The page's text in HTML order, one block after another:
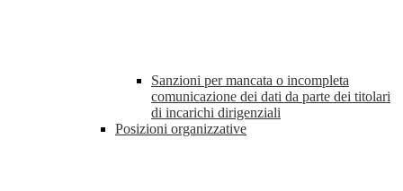
Sanzioni per mancata o incompleta
comunicazione dei dati da parte dei titolari
di incarichi dirigenziali
Posizioni organizzative